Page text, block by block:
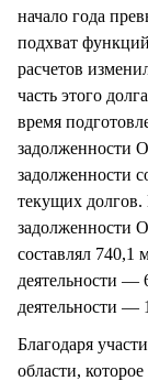
начало года
подхват
расчетов
часть этого
время
задолженности
задолженности
текущих
задолженности
составлял 740,1
деятельности —
деятельности —
Благодаря
области,